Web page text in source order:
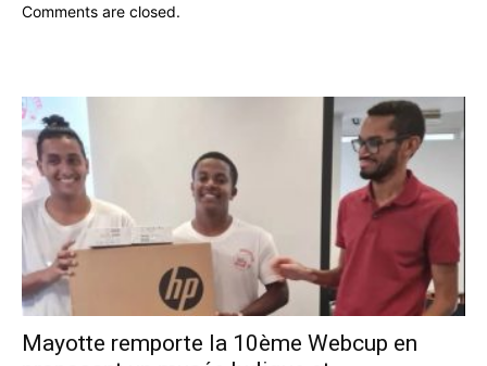
Comments are closed.
Mayotte remporte la 10ème Webcup en